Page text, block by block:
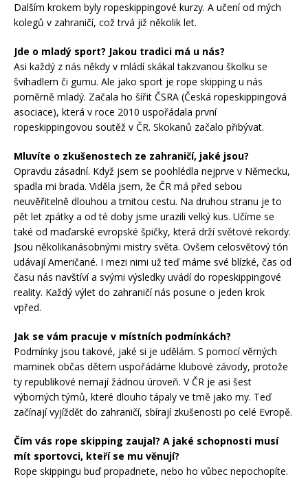
Dalším krokem byly ropeskippingové kurzy. A učení od mých
kolegů v zahraničí, což trvá již několik let.
Jde o mladý sport? Jakou tradici má u nás?
Asi každý z nás někdy v mládí skákal takzvanou školku se
švihadlem či gumu. Ale jako sport je rope skipping u nás
poměrně mladý. Začala ho šířit ČSRA (Česká ropeskippingová
asociace), která v roce 2010 uspořádala první
ropeskippingovou soutěž v ČR. Skokanů začalo přibývat.
Mluvíte o zkušenostech ze zahraničí, jaké jsou?
Opravdu zásadní. Když jsem se poohlédla nejprve v Německu,
spadla mi brada. Viděla jsem, že ČR má před sebou
neuvěřitelně dlouhou a trnitou cestu. Na druhou stranu je to
pět let zpátky a od té doby jsme urazili velký kus. Učíme se
také od maďarské evropské špičky, která drží světové rekordy.
Jsou několikanásobnými mistry světa. Ovšem celosvětový tón
udávají Američané. I mezi nimi už teď máme své blízké, čas od
času nás navštíví a svými výsledky uvádí do ropeskippingové
reality. Každý výlet do zahraničí nás posune o jeden krok
vpřed.
Jak se vám pracuje v místních podmínkách?
Podmínky jsou takové, jaké si je udělám. S pomocí věrných
maminek občas dětem uspořádáme klubové závody, protože
ty republikové nemají žádnou úroveň. V ČR je asi šest
výborných týmů, které dlouho tápaly ve tmě jako my. Teď
začínají vyjíždět do zahraničí, sbírají zkušenosti po celé Evropě.
Čím vás rope skipping zaujal? A jaké schopnosti musí
mít sportovci, kteří se mu věnují?
Rope skippingu buď propadnete, nebo ho vůbec nepochopíte.